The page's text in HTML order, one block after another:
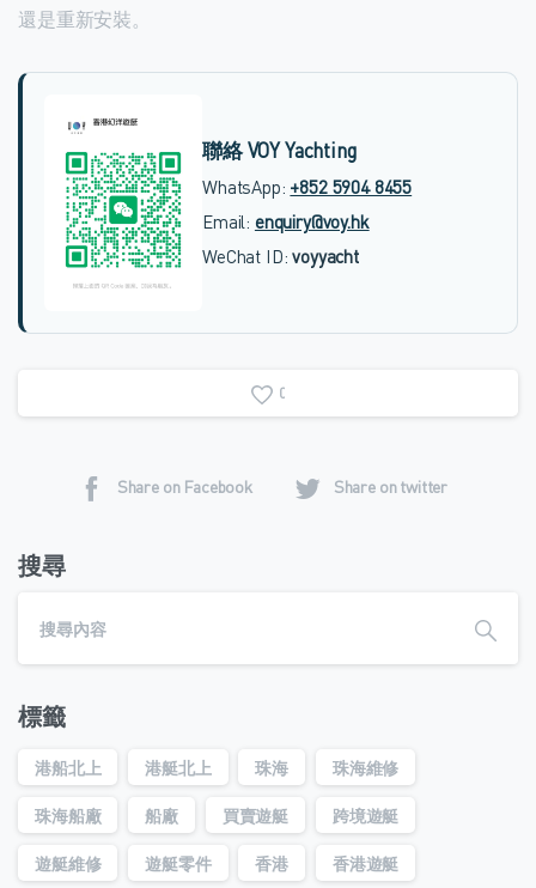
還是重新安裝。
聯絡 VOY Yachting
WhatsApp: +852 5904 8455
Email: enquiry@voy.hk
WeChat ID:voyyacht
0
Share on Facebook Share on twitter
搜尋
標籤
港船北上 港艇北上 珠海 珠海維修
珠海船廠 船廠 買賣遊艇 跨境遊艇
遊艇維修 遊艇零件 香港 香港遊艇